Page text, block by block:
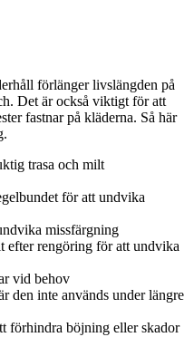
förlänger livslängden på
Det är också viktigt för att
fastnar på kläderna. Så här
trasa och milt
för att undvika
missfärgning
efter rengöring för att undvika
vid behov
den inte används under längre
förhindra böjning eller skador